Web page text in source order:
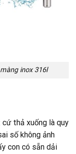
inox 316l
thả xuống là quy
số không ảnh
con có sẵn dải